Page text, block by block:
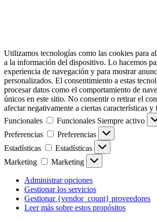
Utilizamos tecnologías como las cookies para
a la información del dispositivo. Lo hacemos
experiencia de navegación y para mostrar
personalizados. El consentimiento a estas
procesar datos como el comportamiento de
únicos en este sitio. No consentir o retirar el
afectar negativamente a ciertas características y
Funcionales
Funcionales Siempre activo
Preferencias
Preferencias
Estadísticas
Estadísticas
Marketing
Marketing
Administrar opciones
Gestionar los servicios
Gestionar {vendor_count} proveedores
Leer más sobre estos propósitos